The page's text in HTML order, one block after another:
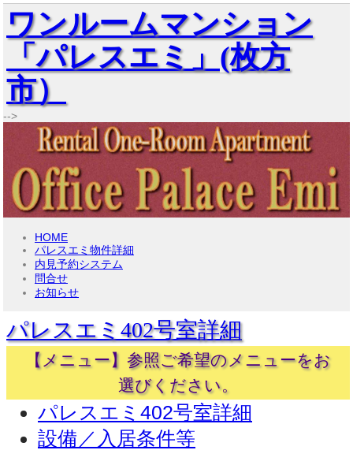
ワンルームマンション
「パレスエミ」(枚方
市）
-->
HOME
パレスエミ物件詳細
内見予約システム
問合せ
お知らせ
パレスエミ402号室詳細
【メニュー】参照ご希望のメニューをお
選びください。
パレスエミ402号室詳細
設備／入居条件等